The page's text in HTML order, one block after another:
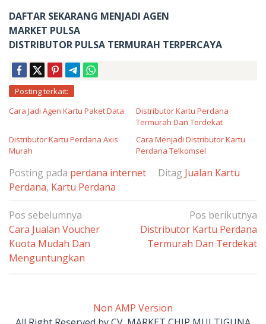
DAFTAR SEKARANG MENJADI AGEN
MARKET PULSA
DISTRIBUTOR PULSA TERMURAH TERPERCAYA
Posting terkait:
Cara Jadi Agen Kartu Paket Data
Distributor Kartu Perdana
Termurah Dan Terdekat
Distributor Kartu Perdana Axis
Murah
Cara Menjadi Distributor Kartu
Perdana Telkomsel
Posting pada perdana internet Ditag Jualan Kartu
Perdana, Kartu Perdana
Navigasi
pos
Pos sebelumnya
Cara Jualan Voucher
Kuota Mudah Dan
Menguntungkan
Pos berikutnya
Distributor Kartu Perdana
Termurah Dan Terdekat
Non AMP Version